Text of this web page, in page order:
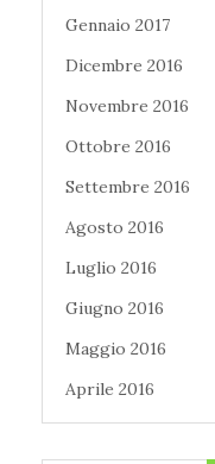
Gennaio 2017
Dicembre 2016
Novembre 2016
Ottobre 2016
Settembre 2016
Agosto 2016
Luglio 2016
Giugno 2016
Maggio 2016
Aprile 2016